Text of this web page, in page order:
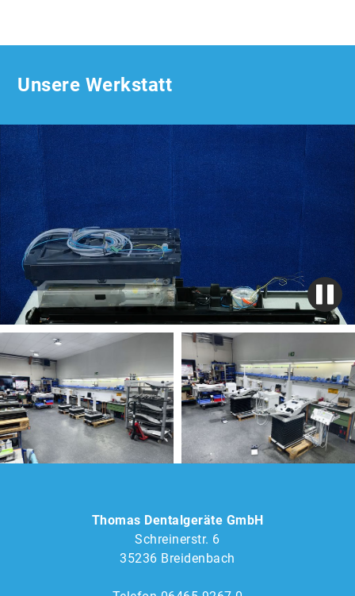
Unsere Werkstatt
Thomas Dentalgeräte GmbH
Schreinerstr. 6
35236 Breidenbach